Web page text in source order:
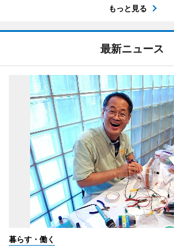
もっと見る
最新ニュース
暮らす・働く